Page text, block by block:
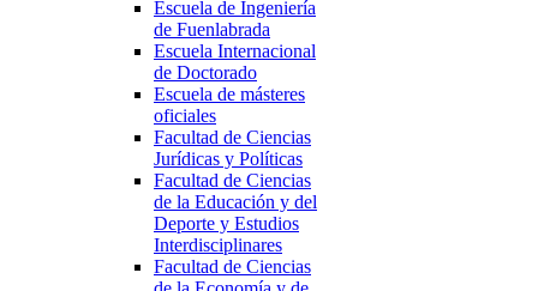
Escuela de Ingeniería
de Fuenlabrada
Escuela Internacional
de Doctorado
Escuela de másteres
oficiales
Facultad de Ciencias
Jurídicas y Políticas
Facultad de Ciencias
de la Educación y del
Deporte y Estudios
Interdisciplinares
Facultad de Ciencias